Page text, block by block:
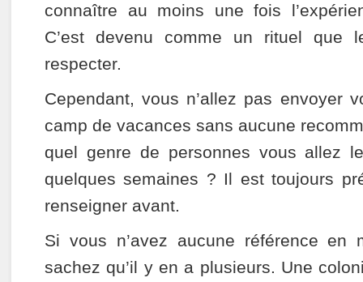
connaître au moins une fois
C’est devenu comme un rituel que
respecter.
Cependant, vous n’allez pas envoyer
camp de vacances sans aucune
quel genre de personnes vous allez
quelques semaines ? Il est toujours
renseigner avant.
Si vous n’avez aucune référence en
sachez qu’il y en a plusieurs. Une